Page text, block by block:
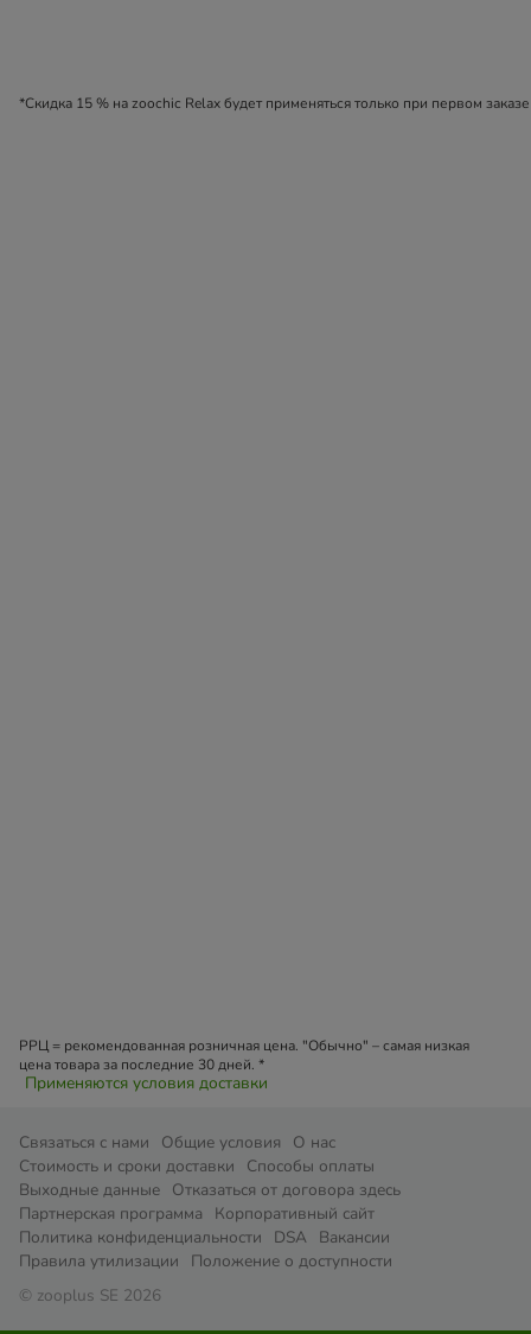
*Скидка 15 % на zoochic Relax будет применяться только при первом
РРЦ = рекомендованная розничная цена. "Обычно" – самая низкая
цена товара за последние 30 дней. *
Применяются условия доставки
Связаться с нами Общие условия
О нас
Стоимость и сроки доставки
Cпособы оплаты
Выходные данные Отказаться от договора здесь
Партнерская программа
Корпоративный сайт
Политика конфиденциальности
DSA Вакансии
Правила утилизации
Положение о доступности
© zooplus SE 2026